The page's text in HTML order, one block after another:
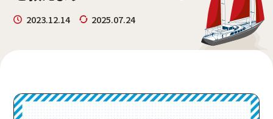
2023.12.14 2025.07.24